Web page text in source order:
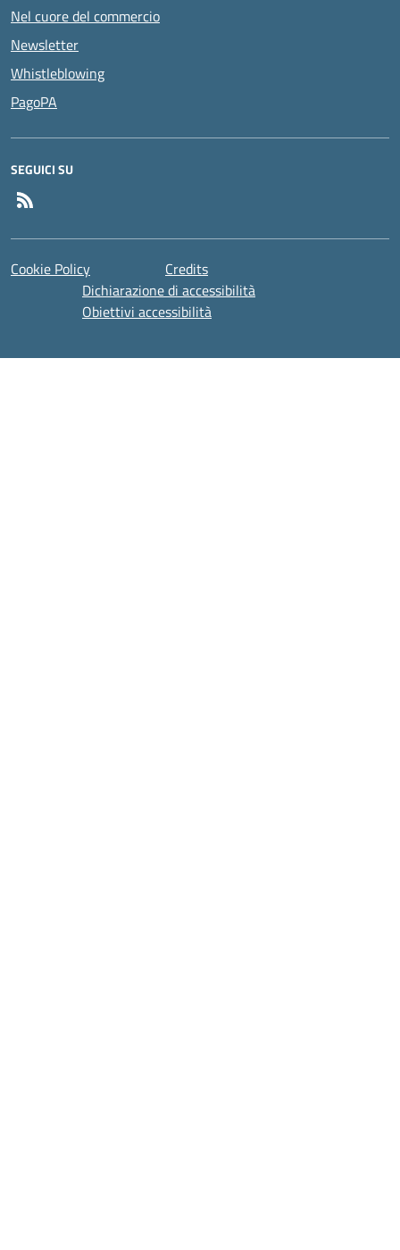
Nel cuore del commercio
Newsletter
Whistleblowing
PagoPA
SEGUICI SU
Cookie Policy
Credits
Dichiarazione di accessibilità
Obiettivi accessibilità